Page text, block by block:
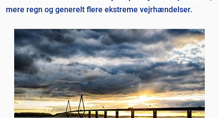
mere regn og generelt flere ekstreme vejrhændelser.